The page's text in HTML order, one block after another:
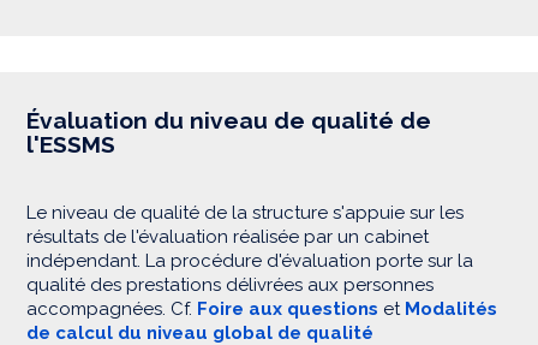
Évaluation du niveau de qualité de
l'ESSMS
Le niveau de qualité de la structure s'appuie sur les
résultats de l'évaluation réalisée par un cabinet
indépendant. La procédure d'évaluation porte sur la
qualité des prestations délivrées aux personnes
accompagnées. Cf. Foire aux questions et Modalités
de calcul du niveau global de qualité